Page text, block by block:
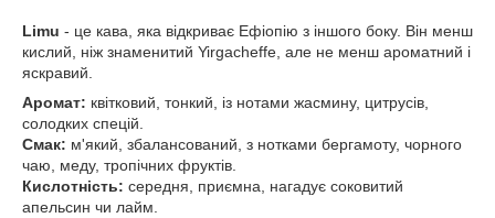
Limu - це кава, яка відкриває Ефіопію з іншого боку. Він менш
кислий, ніж знаменитий Yirgacheffe, але не менш ароматний і
яскравий.
Аромат: квітковий, тонкий, із нотами жасмину, цитрусів,
солодких спецій.
Смак: м'який, збалансований, з нотками бергамоту, чорного
чаю, меду, тропічних фруктів.
Кислотність: середня, приємна, нагадує соковитий
апельсин чи лайм.